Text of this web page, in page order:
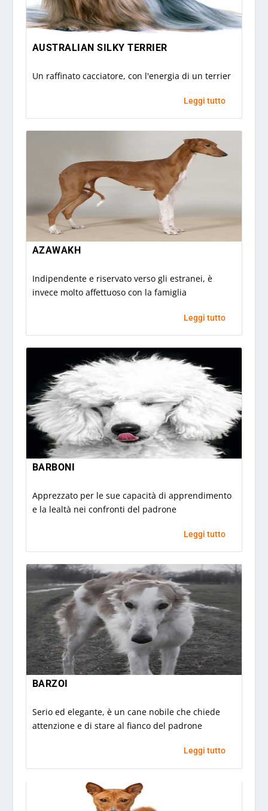
AUSTRALIAN SILKY TERRIER
Un raffinato cacciatore, con l'energia di un terrier
Leggi tutto
AZAWAKH
Indipendente e riservato verso gli estranei, è
invece molto affettuoso con la famiglia
Leggi tutto
BARBONI
Apprezzato per le sue capacità di apprendimento
e la lealtà nei confronti del padrone
Leggi tutto
BARZOI
Serio ed elegante, è un cane nobile che chiede
attenzione e di stare al fianco del padrone
Leggi tutto